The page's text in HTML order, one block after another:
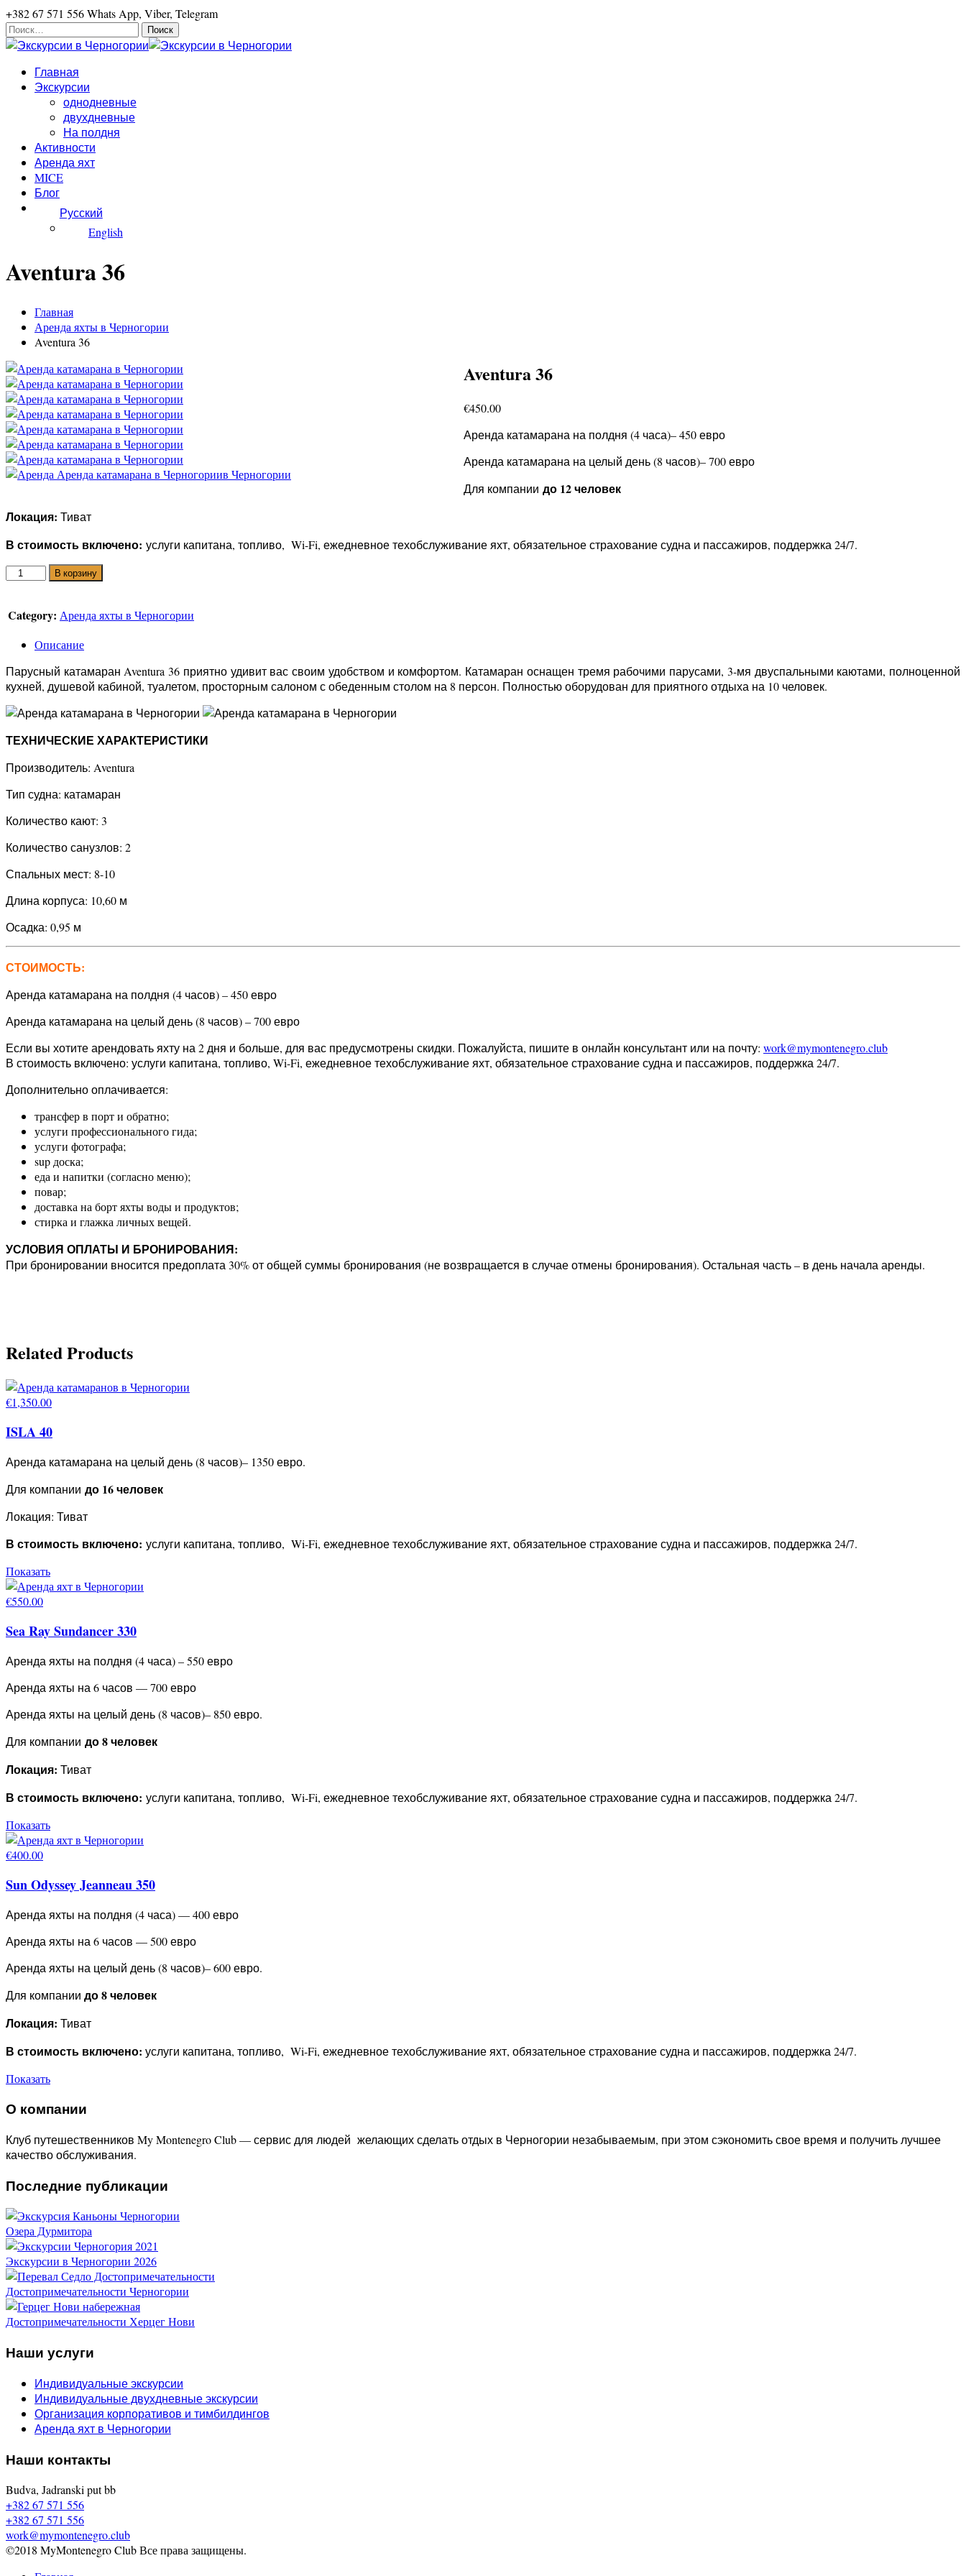
+382 67 571 556 Whats App, Viber, Telegram
Найти:
Главная
Экскурсии
однодневные
двухдневные
На полдня
Активности
Аренда яхт
MICE
Блог
Русский
English
Aventura 36
Главная
Аренда яхты в Черногории
Aventura 36
Aventura 36
€450.00
Аренда катамарана на полдня (4 часа)– 450 евро
Аренда катамарана на целый день (8 часов)– 700 евро
Для компаниидо 12 человек
Локация: Тиват
В стоимость включено: услуги капитана, топливо, Wi-Fi, ежедневное техобслуживание яхт, обязательное страхование судна и пассажиров, поддержка 24/7.
Количество
товара
36
В корзину
Category: Аренда яхты в Черногории
Описание
Парусный катамаран Aventura 36 приятно удивит вас своим удобством и комфортом. Катамаран оснащен тремя рабочими парусами, 3-мя двуспальными каютами, полноценной
кухней, душевой кабиной, туалетом, просторным салоном с обеденным столом на 8 персон. Полностью оборудован для приятного отдыха на 10 человек.
ТЕХНИЧЕСКИЕ ХАРАКТЕРИСТИКИ
Производитель: Aventura
Тип судна: катамаран
Количество кают: 3
Количество санузлов: 2
Спальных мест: 8-10
Длина корпуса: 10,60 м
Осадка: 0,95 м
СТОИМОСТЬ:
Аренда катамарана на полдня (4 часов) – 450 евро
Аренда катамарана на целый день (8 часов) – 700 евро
Если вы хотите арендовать яхту на 2 дня и больше, для вас предусмотрены скидки. Пожалуйста, пишите в онлайн консультант или на почту: work@mymontenegro.club
В стоимость включено: услуги капитана, топливо, Wi-Fi, ежедневное техобслуживание яхт, обязательное страхование судна и пассажиров, поддержка 24/7.
Дополнительно оплачивается:
трансфер в порт и обратно;
услуги профессионального гида;
услуги фотографа;
sup доска;
еда и напитки (согласно меню);
повар;
доставка на борт яхты воды и продуктов;
стирка и глажка личных вещей.
УСЛОВИЯ ОПЛАТЫ И БРОНИРОВАНИЯ:
При бронировании вносится предоплата 30% от общей суммы бронирования (не возвращается в случае отмены бронирования). Остальная часть – в день начала аренды.
Related Products
€1,350.00
ISLA 40
Аренда катамарана на целый день (8 часов)– 1350 евро.
Для компании до 16 человек
Локация: Тиват
В стоимость включено: услуги капитана, топливо, Wi-Fi, ежедневное техобслуживание яхт, обязательное страхование судна и пассажиров, поддержка 24/7.
Показать
€550.00
Sea Ray Sundancer 330
Аренда яхты на полдня (4 часа) – 550 евро
Аренда яхты на 6 часов — 700 евро
Аренда яхты на целый день (8 часов)– 850 евро.
Для компании до 8 человек
Локация: Тиват
В стоимость включено: услуги капитана, топливо, Wi-Fi, ежедневное техобслуживание яхт, обязательное страхование судна и пассажиров, поддержка 24/7.
Показать
€400.00
Sun Odyssey Jeanneau 350
Аренда яхты на полдня (4 часа) — 400 евро
Аренда яхты на 6 часов — 500 евро
Аренда яхты на целый день (8 часов)– 600 евро.
Для компании до 8 человек
Локация: Тиват
В стоимость включено: услуги капитана, топливо, Wi-Fi, ежедневное техобслуживание яхт, обязательное страхование судна и пассажиров, поддержка 24/7.
Показать
О компании
Клуб путешественников My Montenegro Club — сервис для людей желающих сделать отдых в Черногории незабываемым, при этом сэкономить свое время и получить лучшее
качество обслуживания.
Последние публикации
Озера Дурмитора
Экскурсии в Черногории 2026
Достопримечательности Черногории
Достопримечательности Херцег Нови
Наши услуги
Индивидуальные экскурсии
Индивидуальные двухдневные экскурсии
Организация корпоративов и тимбилдингов
Аренда яхт в Черногории
Наши контакты
Budva, Jadranski put bb
+382 67 571 556
+382 67 571 556
work@mymontenegro.club
©2018 MyMontenegro Club Все права защищены.